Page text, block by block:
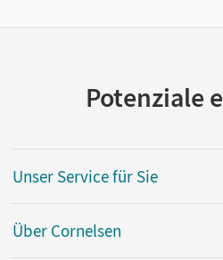
Potenziale
Unser Service für Sie
Über Cornelsen